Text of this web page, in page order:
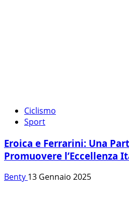
Ciclismo
Sport
Eroica e Ferrarini: Una
Promuovere l’Eccellenza
Benty 13 Gennaio 2025